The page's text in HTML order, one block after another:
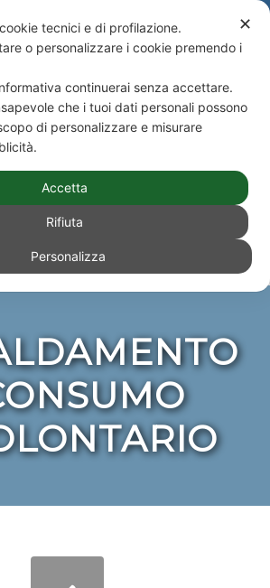
- Studio Paone S.rl. Consulenze e Amministrazioni
| NEWSLETTER |
tecnica /
centralizzati /
✕
tecnici e di profilazione.
o personalizzare i cookie premendo i
continuerai senza accettare.
che i tuoi dati personali possono
di personalizzare e misurare
Accetta
Rifiuta
Personalizza